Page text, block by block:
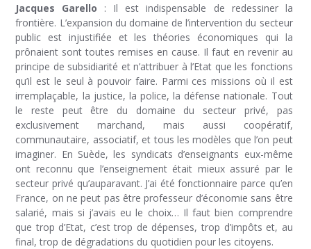
Jacques Garello : Il est indispensable de redessiner la
frontière. L’expansion du domaine de l’intervention du secteur
public est injustifiée et les théories économiques qui la
prônaient sont toutes remises en cause. Il faut en revenir au
principe de subsidiarité et n’attribuer à l’Etat que les fonctions
qu’il est le seul à pouvoir faire. Parmi ces missions où il est
irremplaçable, la justice, la police, la défense nationale. Tout
le reste peut être du domaine du secteur privé, pas
exclusivement marchand, mais aussi coopératif,
communautaire, associatif, et tous les modèles que l’on peut
imaginer. En Suède, les syndicats d’enseignants eux-même
ont reconnu que l’enseignement était mieux assuré par le
secteur privé qu’auparavant. J’ai été fonctionnaire parce qu’en
France, on ne peut pas être professeur d’économie sans être
salarié, mais si j’avais eu le choix… Il faut bien comprendre
que trop d’Etat, c’est trop de dépenses, trop d’impôts et, au
final, trop de dégradations du quotidien pour les citoyens.